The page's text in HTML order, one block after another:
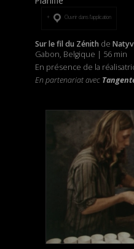
Ouvrir dans l’application
Sur le fil du Zénith de
Gabon, Belgique | 56 min
En présence de la
En partenariat avec